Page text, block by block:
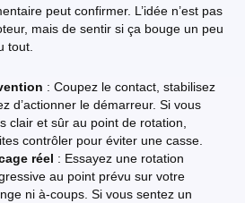
peut confirmer. L’idée n’est pas
mais de sentir si ça bouge un peu
tout.
: Coupez le contact, stabilisez
d’actionner le démarreur. Si vous
clair et sûr au point de rotation,
contrôler pour éviter une casse.
réel : Essayez une rotation
au point prévu sur votre
ni à-coups. Si vous sentez un